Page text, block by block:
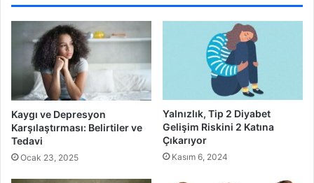
Kaygı ve Depresyon
Karşılaştırması: Belirtiler ve
Tedavi
Ocak 23, 2025
Yalnızlık, Tip 2 Diyabet
Gelişim Riskini 2 Katına
Çıkarıyor
Kasım 6, 2024